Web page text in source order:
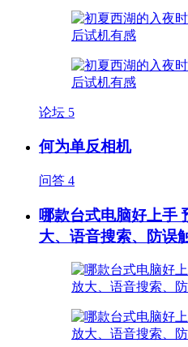
论坛 5
何为单反相机
问答 4
哪款台式电脑好上手
大、语音搜索、防误